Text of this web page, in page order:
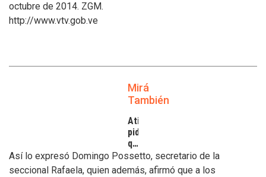
octubre de 2014. ZGM.
http://www.vtv.gob.ve
Mirá
También
Atilra
pide
que
se
atiendan
Así lo expresó Domingo Possetto, secretario de la
seccional Rafaela, quien además, afirmó que a los